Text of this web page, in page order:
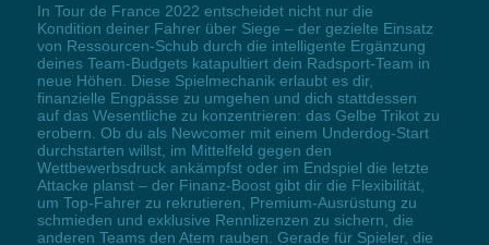
In Tour de France 2022 entscheidet nicht nur die
Kondition deiner Fahrer über Siege – der gezielte Einsatz
von Ressourcen-Schub durch die intelligente Ergänzung
deines Team-Budgets katapultiert dein Radsport-Team in
neue Höhen. Diese Spielmechanik erlaubt es dir,
finanzielle Engpässe zu umgehen und dich stattdessen
auf das Wesentliche zu konzentrieren: das Gelbe Trikot zu
erobern. Ob du als Newcomer mit einem Underdog-Start
durchstarten willst, im Mittelfeld gegen den
Wettbewerbsdruck ankämpfst oder im Endspiel die letzte
Attacke planst – der Finanz-Boost gibt dir die Flexibilität,
um Top-Fahrer zu rekrutieren, Premium-Ausrüstung zu
schmieden und exklusive Rennlizenzen zu sichern, die
anderen Teams den Atem rauben. Gerade für Spieler, die